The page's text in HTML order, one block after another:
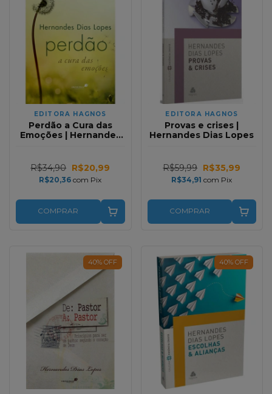
EDITORA HAGNOS
Perdão a Cura das
Emoções | Hernandes
R$34,90 R$20,99
R$20,36com Pix
COMPRAR
EDITORA HAGNOS
Provas e crises |
Hernandes Dias Lopes
R$59,99 R$35,99
R$34,91com Pix
COMPRAR
40% OFF 40% OFF